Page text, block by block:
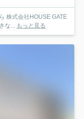
株式会社HOUSE GATE
な... もっと見る